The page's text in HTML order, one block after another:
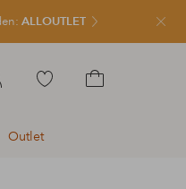
ALLOUTLET Luk
Gå
produkter
Outlet